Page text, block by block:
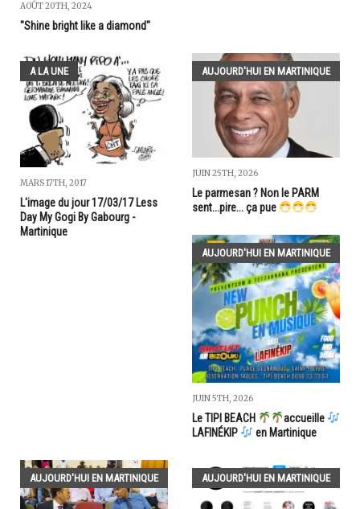
AOÛT 20TH, 2024
"Shine bright like a diamond"
A LA UNE
MARS 17TH, 2017
L'image du jour 17/03/17 Less
Day My Gogi By Gabourg -
Martinique
AUJOURD'HUI EN MARTINIQUE
JUIN 25TH, 2026
Le parmesan ? Non le PARM
sent...pire... ça pue
AUJOURD'HUI EN MARTINIQUE
JUIN 5TH, 2026
Le TIPI BEACH
accueille
LAFINÉKIP
en Martinique
AUJOURD'HUI EN MARTINIQUE AUJOURD'HUI EN MARTINIQUE